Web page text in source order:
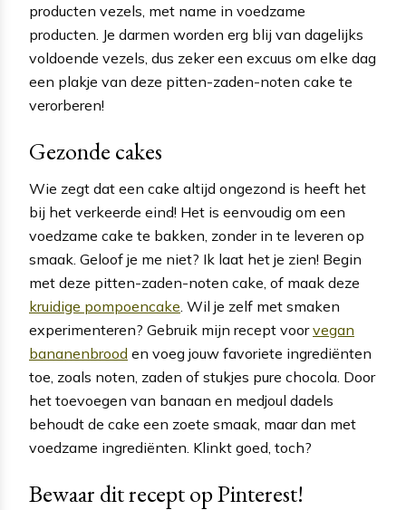
producten vezels, met name in voedzame
producten. Je darmen worden erg blij van dagelijks
voldoende vezels, dus zeker een excuus om elke dag
een plakje van deze pitten-zaden-noten cake te
verorberen!
Gezonde cakes
Wie zegt dat een cake altijd ongezond is heeft het
bij het verkeerde eind! Het is eenvoudig om een
voedzame cake te bakken, zonder in te leveren op
smaak. Geloof je me niet? Ik laat het je zien! Begin
met deze pitten-zaden-noten cake, of maak deze
kruidige pompoencake . Wil je zelf met smaken
experimenteren? Gebruik mijn recept voorvegan
bananenbrood en voeg jouw favoriete ingrediënten
toe, zoals noten, zaden of stukjes pure chocola. Door
het toevoegen van banaan en medjoul dadels
behoudt de cake een zoete smaak, maar dan met
voedzame ingrediënten. Klinkt goed, toch?
Bewaar dit recept op Pinterest!